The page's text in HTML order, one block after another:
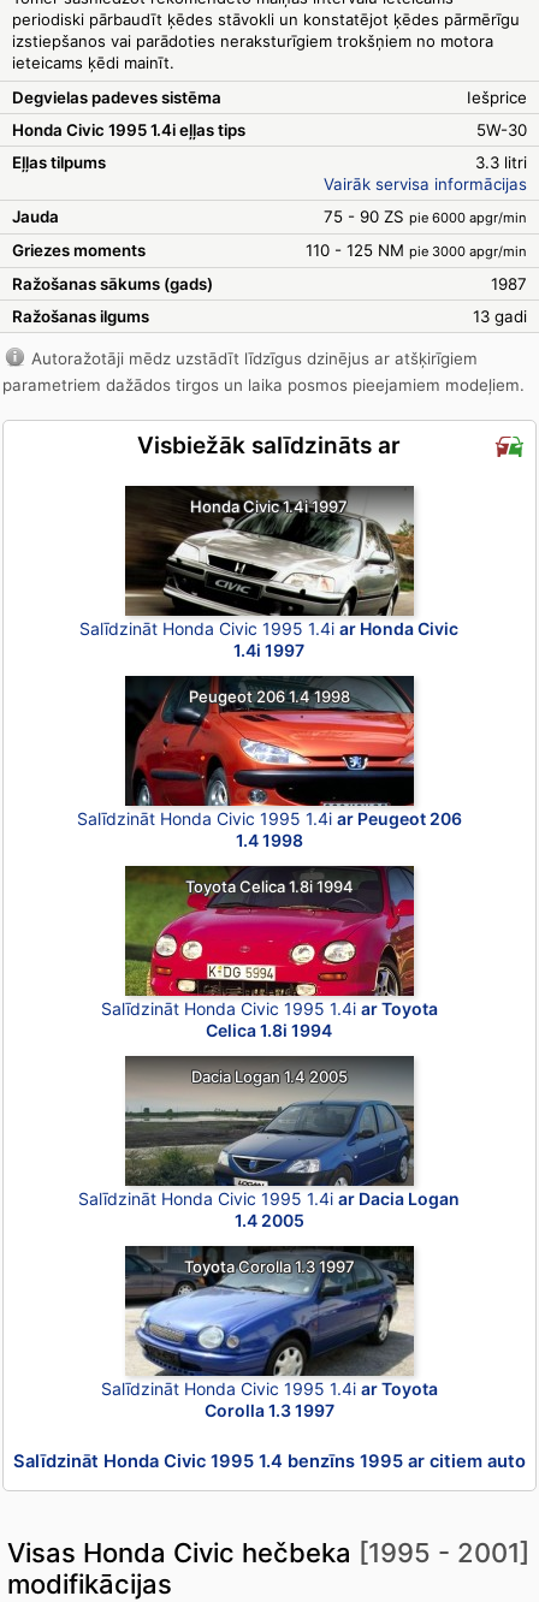
periodiski pārbaudīt ķēdes stāvokli un konstatējot ķēdes pārmērīgu
izstiepšanos vai parādoties neraksturīgiem trokšņiem no motora
ieteicams ķēdi mainīt.
Degvielas padeves sistēma
Iešprice
Honda Civic 1995 1.4i eļļas tips
5W-30
Eļļas tilpums
3.3 litri
Vairāk servisa informācijas
Jauda
75 - 90 ZS pie 6000 apgr/min
Griezes moments 110 - 125 NM pie 3000 apgr/min
Ražošanas sākums (gads)
1987
Ražošanas ilgums
13 gadi
Autoražotāji mēdz uzstādīt līdzīgus dzinējus ar atšķirīgiem
parametriem dažādos tirgos un laika posmos pieejamiem modeļiem.
Visbiežāk salīdzināts ar
Honda Civic 1.4i 1997
Salīdzināt Honda Civic 1995 1.4iar Honda Civic
1.4i 1997
Peugeot 206 1.4 1998
Salīdzināt Honda Civic 1995 1.4i ar Peugeot 206
1.4 1998
Toyota Celica 1.8i 1994
Salīdzināt Honda Civic 1995 1.4i ar Toyota
Celica 1.8i 1994
Dacia Logan 1.4 2005
Salīdzināt Honda Civic 1995 1.4iar Dacia Logan
1.4 2005
Toyota Corolla 1.3 1997
Salīdzināt Honda Civic 1995 1.4i ar Toyota
Corolla 1.3 1997
Salīdzināt Honda Civic 1995 1.4 benzīns 1995 ar citiem auto
Visas Honda Civic hečbeka [1995 - 2001]
modifikācijas